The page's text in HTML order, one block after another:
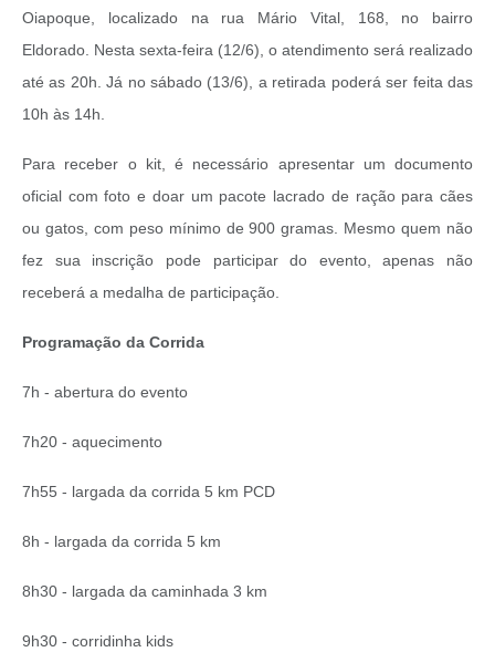
Oiapoque, localizado na rua Mário Vital, 168, no bairro
Eldorado. Nesta sexta-feira (12/6), o atendimento será realizado
até as 20h. Já no sábado (13/6), a retirada poderá ser feita das
10h às 14h.
Para receber o kit, é necessário apresentar um documento
oficial com foto e doar um pacote lacrado de ração para cães
ou gatos, com peso mínimo de 900 gramas. Mesmo quem não
fez sua inscrição pode participar do evento, apenas não
receberá a medalha de participação.
Programação da Corrida
7h - abertura do evento
7h20 - aquecimento
7h55 - largada da corrida 5 km PCD
8h - largada da corrida 5 km
8h30 - largada da caminhada 3 km
9h30 - corridinha kids